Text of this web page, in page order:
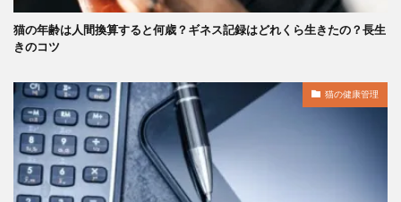
猫の年齢は人間換算すると何歳？ギネス記録はどれくら生きたの？長生
きのコツ
猫の健康管理